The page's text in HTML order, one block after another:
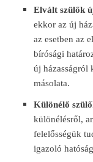
Elvált szülők
ekkor az új
az esetben az
bírósági
új házasságról
másolata.
Különélő
különélésről,
felelősségük
igazoló